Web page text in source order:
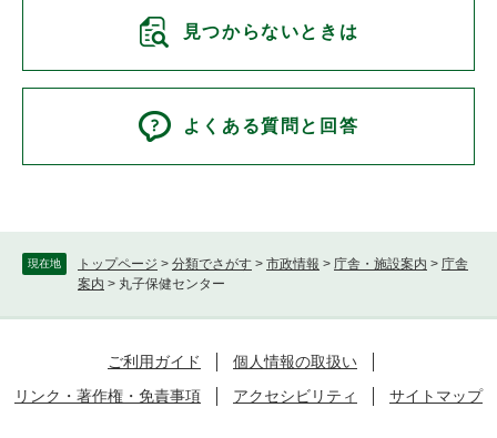
現在地 トップページ > 分類でさがす > 市政情報 > 庁舎・施設案内 > 庁舎
案内 > 丸子保健センター
見つからないときは
よくある質問と回答
ご利用ガイド
個人情報の取扱い
リンク・著作権・免責事項
アクセシビリティ サイトマップ